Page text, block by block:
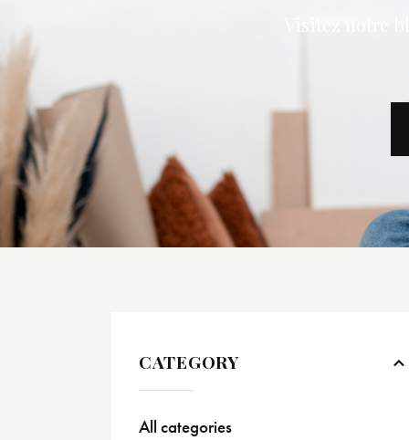
Visitez notre
CATEGORY
All categories